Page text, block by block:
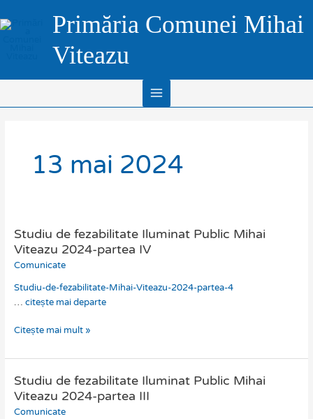
to
Primăria Comunei Mihai
Viteazu
Menu
13 mai 2024
Studiu de fezabilitate Iluminat Public Mihai
Viteazu 2024-partea IV
Comunicate
Studiu-de-fezabilitate-Mihai-Viteazu-2024-partea-4
… citește mai departe
Studiu
de
fezabilitate
Public
Mihai
2024-
Citește mai mult »
Studiu de fezabilitate Iluminat Public Mihai
Viteazu 2024-partea III
Comunicate
Studiu
de
fezabilitate